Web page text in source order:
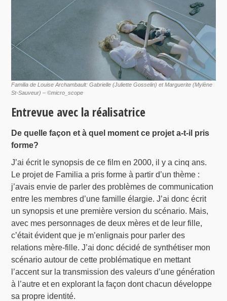
Familia de Louise Archambault: Gabrielle (Juliette Gosselin) et Marguerite (Mylène
St-Sauveur) – ©micro_scope
Entrevue avec la réalisatrice
De quelle façon et à quel moment ce projet a-t-il pris
forme?
J’ai écrit le synopsis de ce film en 2000, il y a cinq ans.
Le projet de Familia a pris forme à partir d’un thème :
j’avais envie de parler des problèmes de communication
entre les membres d’une famille élargie. J’ai donc écrit
un synopsis et une première version du scénario. Mais,
avec mes personnages de deux mères et de leur fille,
c’était évident que je m’enlignais pour parler des
relations mère-fille. J’ai donc décidé de synthétiser mon
scénario autour de cette problématique en mettant
l’accent sur la transmission des valeurs d’une génération
à l’autre et en explorant la façon dont chacun développe
sa propre identité.